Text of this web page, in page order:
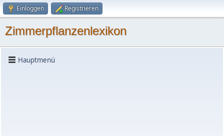
Einloggen Registrieren
Zimmerpflanzenlexikon
Hauptmenü